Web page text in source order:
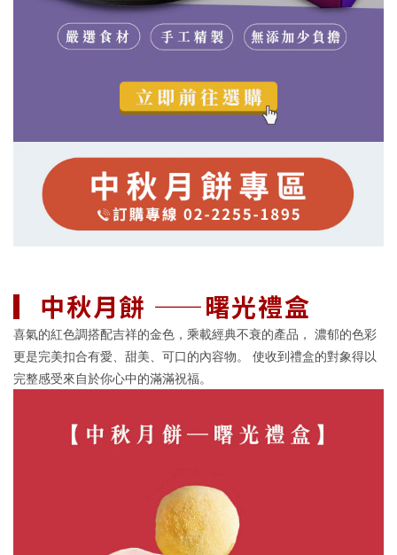
▎中秋月餅 ——曙光禮盒
喜氣的紅色調搭配吉祥的金色，乘載經典不衰的產品， 濃郁的色彩
更是完美扣合有愛、甜美、可口的內容物。 使收到禮盒的對象得以
完整感受來自於你心中的滿滿祝福。